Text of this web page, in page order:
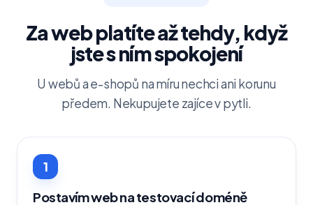
Za web platíte až tehdy, když
jste s ním spokojení
U webů a e-shopů na míru nechci ani korunu
předem. Nekupujete zajíce v pytli.
1
Postavím web na testovací doméně